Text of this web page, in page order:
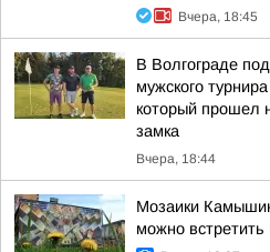
Вчера, 18:45
В Волгограде
мужского
который прошел
замка
Вчера, 18:44
Мозаики
можно встретить